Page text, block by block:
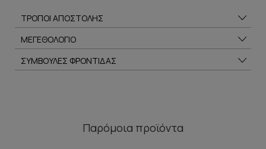
ΤΡΟΠΟΙ ΑΠΟΣΤΟΛΗΣ
ΜΕΓΕΘΟΛΟΓΙΟ
ΣΥΜΒΟΥΛΕΣ ΦΡΟΝΤΙΔΑΣ
Παρόμοια προϊόντα